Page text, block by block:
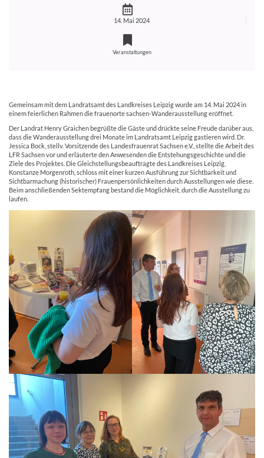
14. Mai 2024
Veranstaltungen
Gemeinsam mit dem Landratsamt des Landkreises Leipzig wurde am 14. Mai 2024 in
einem feierlichen Rahmen die frauenorte sachsen-Wanderausstellung eröffnet.
Der Landrat Henry Graichen begrüßte die Gäste und drückte seine Freude darüber aus,
dass die Wanderausstellung drei Monate im Landratsamt Leipzig gastieren wird. Dr.
Jessica Bock, stellv. Vorsitzende des Landesfrauenrat Sachsen e.V., stellte die Arbeit des
LFR Sachsen vor und erläuterte den Anwesenden die Entstehungsgeschichte und die
Ziele des Projektes. Die Gleichstellungsbeauftragte des Landkreises Leipzig,
Konstanze Morgenroth, schloss mit einer kurzen Ausführung zur Sichtbarkeit und
Sichtbarmachung (historischer) Frauenpersönlichkeiten durch Ausstellungen wie diese.
Beim anschließenden Sektempfang bestand die Möglichkeit, durch die Ausstellung zu
laufen.